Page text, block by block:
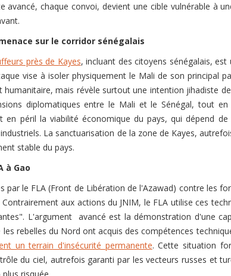
avancé, chaque convoi, devient une cible vulnérable à
sur le corridor sénégalais
près de Kayes, incluant des citoyens sénégalais,
vise à isoler physiquement le Mali de son principal
humanitaire, mais révèle surtout une intention jihadiste
diplomatiques entre le Mali et le Sénégal, tout
en péril la viabilité économique du pays, qui dépend
La sanctuarisation de la zone de Kayes,
stable du pays.
à Gao
par le FLA (Front de Libération de l'Azawad) contre les
aux actions du JNIM, le FLA utilise ces
L'argument avancé est la démonstration d'une
rebelles du Nord ont acquis des compétences
un terrain d'insécurité permanente. Cette situation
du ciel, autrefois garanti par les vecteurs russes et